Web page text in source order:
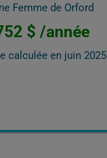
Femme de Orford
$ /année
calculée en juin 2025